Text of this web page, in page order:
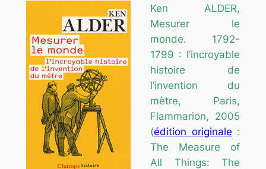
Ken ALDER,
Mesurer le
monde. 1792-
1799 : l’incroyable
histoire de
l’invention du
mètre, Paris,
Flammarion, 2005
(édition originale :
The Measure of
All Things: The